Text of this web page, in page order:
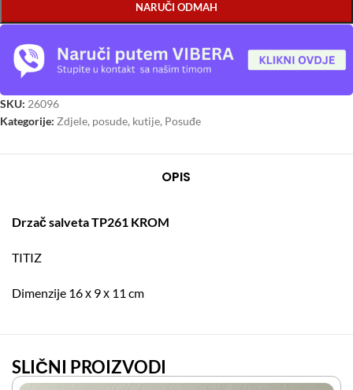
NARUČI ODMAH
SKU: 26096
Kategorije: Zdjele, posude, kutije, Posuđe
OPIS
Drzač salveta TP261 KROM
TITIZ
Dimenzije 16 х 9 х 11 cm
SLIČNI PROIZVODI